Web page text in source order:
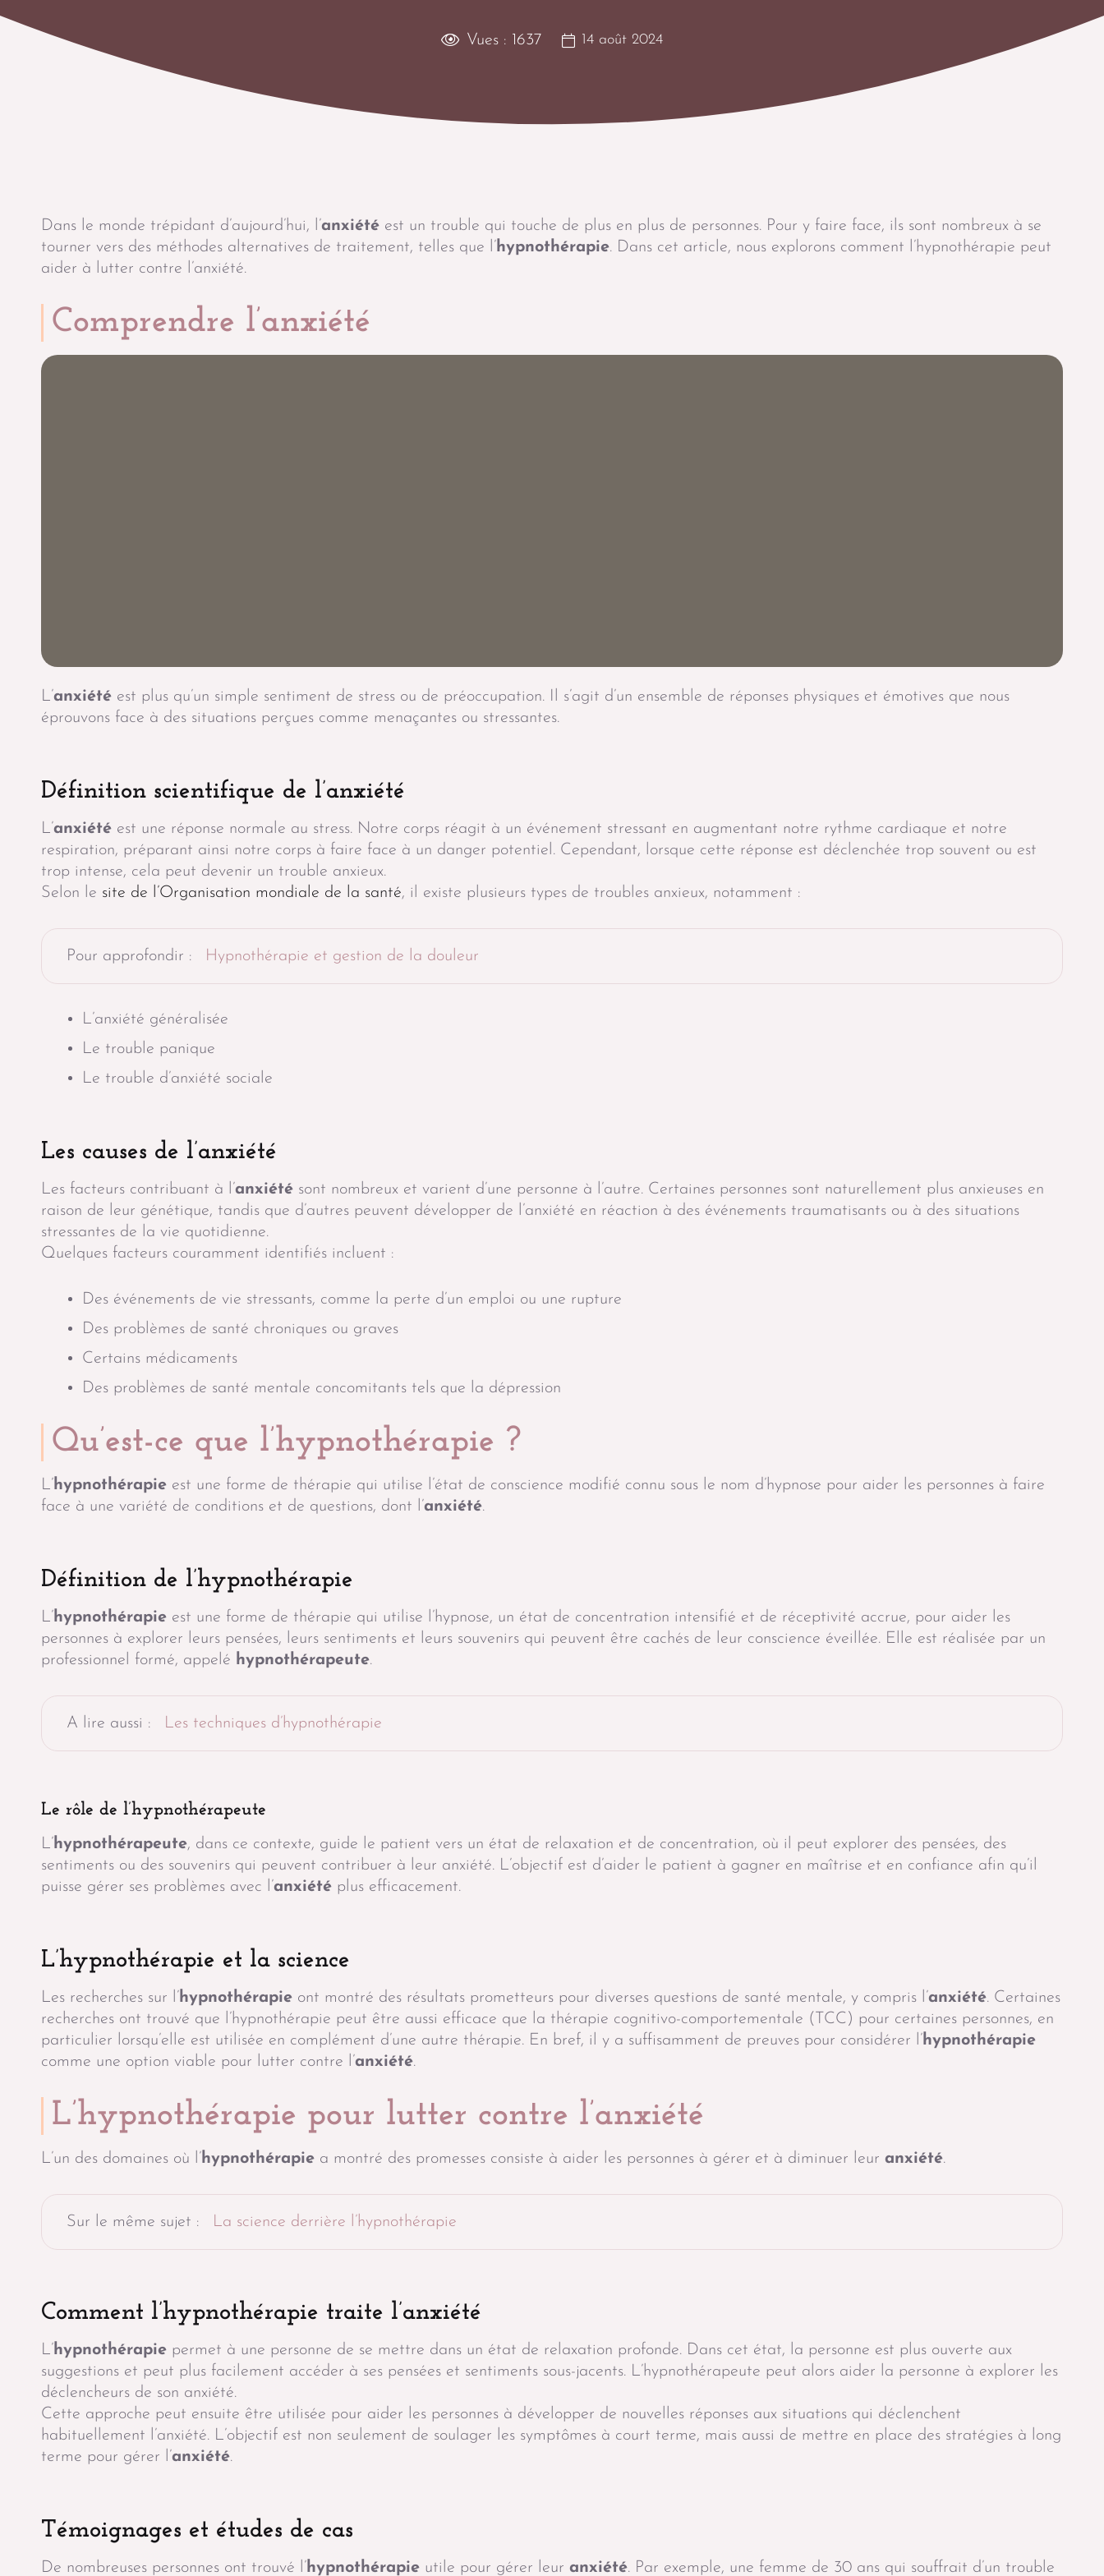
Vues : 1637 14 août 2024
Dans le monde trépidant d’aujourd’hui, l’anxiété est un trouble qui touche de plus en plus de personnes. Pour y faire face, ils sont nombreux à se
tourner vers des méthodes alternatives de traitement, telles que l’hypnothérapie. Dans cet article, nous explorons comment l’hypnothérapie peut
aider à lutter contre l’anxiété.
Comprendre l’anxiété
L’anxiété est plus qu’un simple sentiment de stress ou de préoccupation. Il s’agit d’un ensemble de réponses physiques et émotives que nous
éprouvons face à des situations perçues comme menaçantes ou stressantes.
Définition scientifique de l’anxiété
L’anxiété est une réponse normale au stress. Notre corps réagit à un événement stressant en augmentant notre rythme cardiaque et notre
respiration, préparant ainsi notre corps à faire face à un danger potentiel. Cependant, lorsque cette réponse est déclenchée trop souvent ou est
trop intense, cela peut devenir un trouble anxieux.
Selon le site de l’Organisation mondiale de la santé, il existe plusieurs types de troubles anxieux, notamment :
Pour approfondir : Hypnothérapie et gestion de la douleur
L’anxiété généralisée
Le trouble panique
Le trouble d’anxiété sociale
Les causes de l’anxiété
Les facteurs contribuant à l’anxiété sont nombreux et varient d’une personne à l’autre. Certaines personnes sont naturellement plus anxieuses en
raison de leur génétique, tandis que d’autres peuvent développer de l’anxiété en réaction à des événements traumatisants ou à des situations
stressantes de la vie quotidienne.
Quelques facteurs couramment identifiés incluent :
Des événements de vie stressants, comme la perte d’un emploi ou une rupture
Des problèmes de santé chroniques ou graves
Certains médicaments
Des problèmes de santé mentale concomitants tels que la dépression
Qu’est-ce que l’hypnothérapie ?
L’hypnothérapie est une forme de thérapie qui utilise l’état de conscience modifié connu sous le nom d’hypnose pour aider les personnes à faire
face à une variété de conditions et de questions, dont l’anxiété.
Définition de l’hypnothérapie
L’hypnothérapie est une forme de thérapie qui utilise l’hypnose, un état de concentration intensifié et de réceptivité accrue, pour aider les
personnes à explorer leurs pensées, leurs sentiments et leurs souvenirs qui peuvent être cachés de leur conscience éveillée. Elle est réalisée par un
professionnel formé, appelé hypnothérapeute.
A lire aussi : Les techniques d’hypnothérapie
Le rôle de l’hypnothérapeute
L’hypnothérapeute, dans ce contexte, guide le patient vers un état de relaxation et de concentration, où il peut explorer des pensées, des
sentiments ou des souvenirs qui peuvent contribuer à leur anxiété. L’objectif est d’aider le patient à gagner en maîtrise et en confiance afin qu’il
puisse gérer ses problèmes avec l’anxiété plus efficacement.
L’hypnothérapie et la science
Les recherches sur l’hypnothérapie ont montré des résultats prometteurs pour diverses questions de santé mentale, y compris l’anxiété. Certaines
recherches ont trouvé que l’hypnothérapie peut être aussi efficace que la thérapie cognitivo-comportementale (TCC) pour certaines personnes, en
particulier lorsqu’elle est utilisée en complément d’une autre thérapie. En bref, il y a suffisamment de preuves pour considérer l’hypnothérapie
comme une option viable pour lutter contre l’anxiété.
L’hypnothérapie pour lutter contre l’anxiété
L’un des domaines où l’hypnothérapie a montré des promesses consiste à aider les personnes à gérer et à diminuer leur anxiété.
Sur le même sujet : La science derrière l’hypnothérapie
Comment l’hypnothérapie traite l’anxiété
L’hypnothérapie permet à une personne de se mettre dans un état de relaxation profonde. Dans cet état, la personne est plus ouverte aux
suggestions et peut plus facilement accéder à ses pensées et sentiments sous-jacents. L’hypnothérapeute peut alors aider la personne à explorer les
déclencheurs de son anxiété.
Cette approche peut ensuite être utilisée pour aider les personnes à développer de nouvelles réponses aux situations qui déclenchent
habituellement l’anxiété. L’objectif est non seulement de soulager les symptômes à court terme, mais aussi de mettre en place des stratégies à long
terme pour gérer l’anxiété.
Témoignages et études de cas
De nombreuses personnes ont trouvé l’hypnothérapie utile pour gérer leur anxiété. Par exemple, une femme de 30 ans qui souffrait d’un trouble